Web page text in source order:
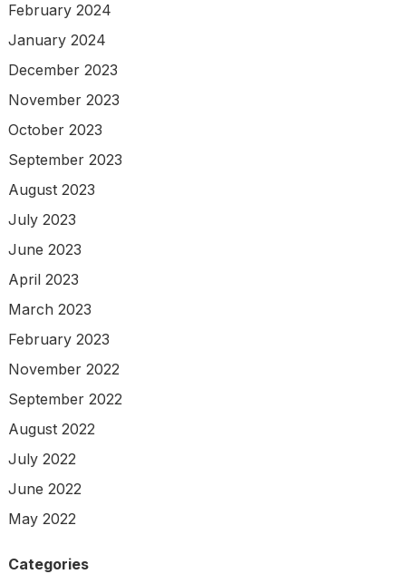
February 2024
January 2024
December 2023
November 2023
October 2023
September 2023
August 2023
July 2023
June 2023
April 2023
March 2023
February 2023
November 2022
September 2022
August 2022
July 2022
June 2022
May 2022
Categories